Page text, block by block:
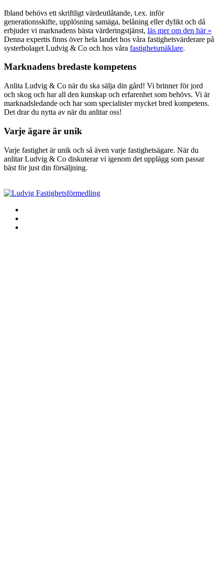
Ibland behövs ett skriftligt värdeutlåtande, t.ex. inför
generationsskifte, upplösning samäga, belåning eller dylikt och då
erbjuder vi marknadens bästa värderingstjänst, läs mer om den här »
Denna expertis finns över hela landet hos våra fastighetsvärderare på
systerbolaget Ludvig & Co och hos våra fastighetsmäklare.
Marknadens bredaste kompetens
Anlita Ludvig & Co när du ska sälja din gård! Vi brinner för jord
och skog och har all den kunskap och erfarenhet som behövs. Vi är
marknadsledande och har som specialister mycket bred kompetens.
Det drar du nytta av när du anlitar oss!
Varje ägare är unik
Varje fastighet är unik och så även varje fastighetsägare. När du
anlitar Ludvig & Co diskuterar vi igenom det upplägg som passar
bäst för just din försäljning.